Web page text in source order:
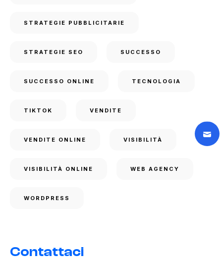
STRATEGIE PUBBLICITARIE
STRATEGIE SEO SUCCESSO
SUCCESSO ONLINE TECNOLOGIA
TIKTOK VENDITE
VENDITE ONLINE VISIBILITÀ
VISIBILITÀ ONLINE WEB AGENCY
WORDPRESS
Contattaci